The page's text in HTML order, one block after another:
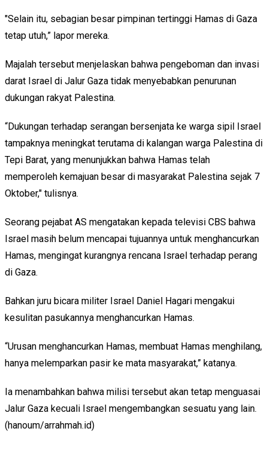
"Selain itu, sebagian besar pimpinan tertinggi Hamas di Gaza
tetap utuh,” lapor mereka.
Majalah tersebut menjelaskan bahwa pengeboman dan invasi
darat Israel di Jalur Gaza tidak menyebabkan penurunan
dukungan rakyat Palestina.
“Dukungan terhadap serangan bersenjata ke warga sipil Israel
tampaknya meningkat terutama di kalangan warga Palestina di
Tepi Barat, yang menunjukkan bahwa Hamas telah
memperoleh kemajuan besar di masyarakat Palestina sejak 7
Oktober," tulisnya.
Seorang pejabat AS mengatakan kepada televisi CBS bahwa
Israel masih belum mencapai tujuannya untuk menghancurkan
Hamas, mengingat kurangnya rencana Israel terhadap perang
di Gaza.
Bahkan juru bicara militer Israel Daniel Hagari mengakui
kesulitan pasukannya menghancurkan Hamas.
“Urusan menghancurkan Hamas, membuat Hamas menghilang,
hanya melemparkan pasir ke mata masyarakat,” katanya.
Ia menambahkan bahwa milisi tersebut akan tetap menguasai
Jalur Gaza kecuali Israel mengembangkan sesuatu yang lain.
(hanoum/arrahmah.id)